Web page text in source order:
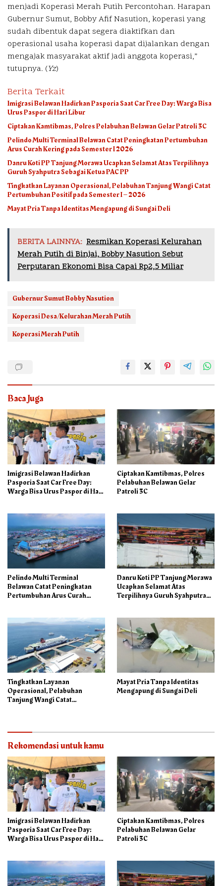
menjadi Koperasi Merah Putih Percontohan. Harapan
Gubernur Sumut, Bobby Afif Nasution, koperasi yang
sudah dibentuk dapat segera diaktifkan dan
operasional usaha koperasi dapat dijalankan dengan
mengajak masyarakat aktif jadi anggota koperasi,”
tutupnya. (Yz)
Berita Terkait
Imigrasi Belawan Hadirkan Pasporia Saat Car Free Day: Warga Bisa
Urus Paspor di Hari Libur
Ciptakan Kamtibmas, Polres Pelabuhan Belawan Gelar Patroli 3C
Pelindo Multi Terminal Belawan Catat Peningkatan Pertumbuhan
Arus Curah Kering pada Semester I 2026
Danru Koti PP Tanjung Morawa Ucapkan Selamat Atas Terpilihnya
Guruh Syahputra Sebagai Ketua PAC PP
Tingkatkan Layanan Operasional, Pelabuhan Tanjung Wangi Catat
Pertumbuhan Positif pada Semester I – 2026
Mayat Pria Tanpa Identitas Mengapung di Sungai Deli
BERITA LAINNYA: Resmikan Koperasi Kelurahan
Merah Putih di Binjai, Bobby Nasution Sebut
Perputaran Ekonomi Bisa Capai Rp2,5 Miliar
Gubernur Sumut Bobby Nasution
Koperasi Desa/Kelurahan Merah Putih
Koperasi Merah Putih
Baca Juga
Imigrasi Belawan Hadirkan
Pasporia Saat Car Free Day:
Warga Bisa Urus Paspor di Hari
Ciptakan Kamtibmas, Polres
Pelabuhan Belawan Gelar
Patroli 3C
Pelindo Multi Terminal
Belawan Catat Peningkatan
Pertumbuhan Arus Curah
Danru Koti PP Tanjung Morawa
Ucapkan Selamat Atas
Terpilihnya Guruh Syahputra
Tingkatkan Layanan
Operasional, Pelabuhan
Tanjung Wangi Catat
Mayat Pria Tanpa Identitas
Mengapung di Sungai Deli
Rekomendasi untuk kamu
Imigrasi Belawan Hadirkan
Pasporia Saat Car Free Day:
Warga Bisa Urus Paspor di Hari
Ciptakan Kamtibmas, Polres
Pelabuhan Belawan Gelar
Patroli 3C